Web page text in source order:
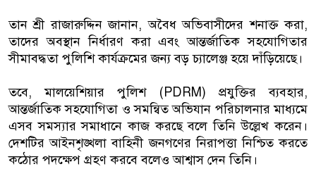
তান শ্রী রাজারুদ্দিন জানান, অবৈধ অভিবাসীদের শনাক্ত করা,
তাদের অবস্থান নির্ধারণ করা এবং আন্তর্জাতিক সহযোগিতার
সীমাবদ্ধতা পুলিশি কার্যক্রমের জন্য বড় চ্যালেঞ্জ হয়ে দাঁড়িয়েছে।
তবে, মালয়েশিয়ার পুলিশ (PDRM) প্রযুক্তির ব্যবহার,
আন্তর্জাতিক সহযোগিতা ও সমন্বিত অভিযান পরিচালনার মাধ্যমে
এসব সমস্যার সমাধানে কাজ করছে বলে তিনি উল্লেখ করেন।
দেশটির আইনশৃঙ্খলা বাহিনী জনগণের নিরাপত্তা নিশ্চিত করতে
কঠোর পদক্ষেপ গ্রহণ করবে বলেও আশ্বাস দেন তিনি।